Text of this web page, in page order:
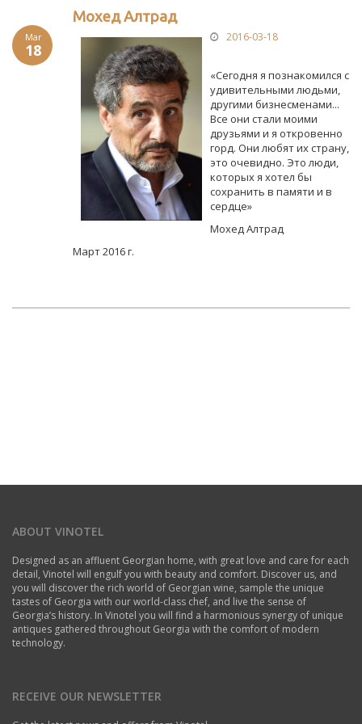
Mar
18
Мохед Алтрад
2016-03-18
«Сегодня я познакомился с
удивительными людьми,
другими бизнесменами...
Все они стали моими
друзьями и я откровенно
горд. Они любят их страну,
это очевидно. Это люди,
которых я хотел бы
сохранить в памяти и в
сердце»
Мохед Алтрад
Март 2016 г.
ABOUT VINOTEL
Designed as an affluent Georgian home, with great love and care for each
detail, Vinotel will engulf you with beauty and comfort. Discover us, and
you will discover the rich world of Georgian wine, sample the unique
tastes of Georgia with our world-class chef, and live the sense of
Georgia’s history. In Vinotel you will find a harmonious synergy of unique
antiques gathered throughout Georgia with the comfort of modern
technology.
RECEIVE OUR NEWSLETTER